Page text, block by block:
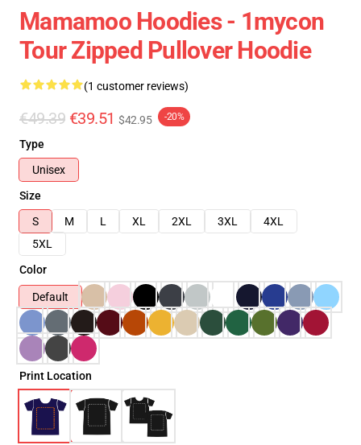
Mamamoo Hoodies - 1mycon
Tour Zipped Pullover Hoodie
(1 customer reviews)
€49.39 €39.51 $42.95 -20%
Type
Unisex
Size
S
M L XL 2XL 3XL
4XL
5XL
Color
Default
Print Location